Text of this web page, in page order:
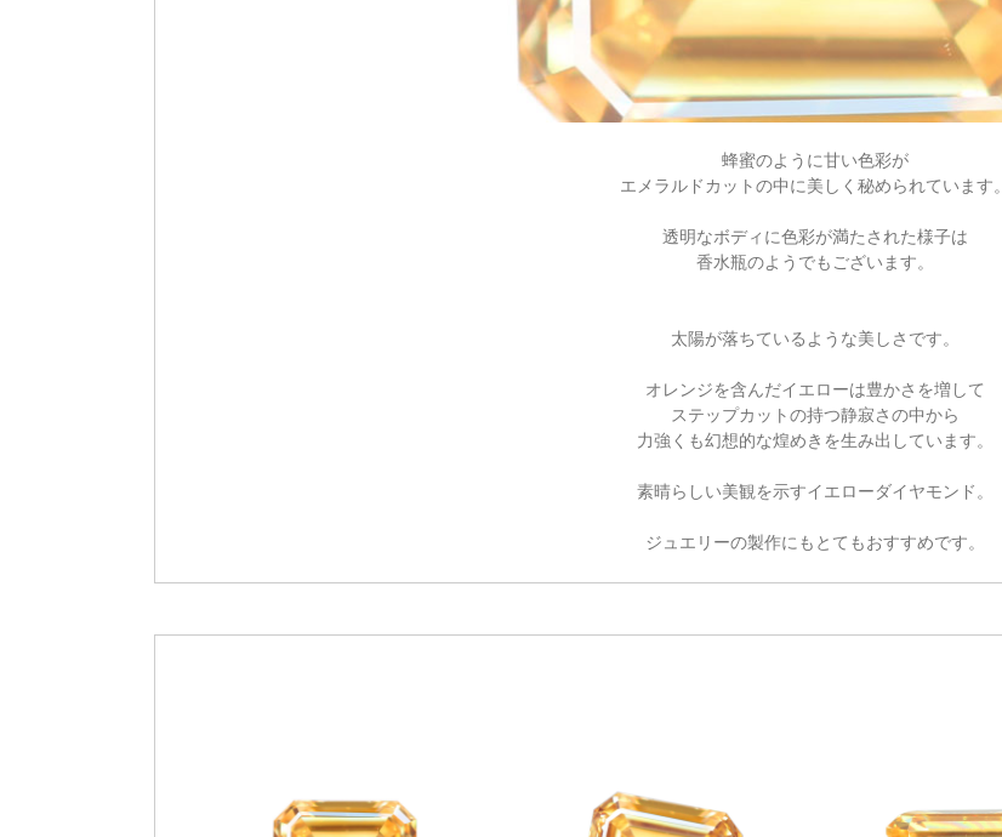
蜂蜜のように甘い色彩が
エメラルドカットの中に美しく秘められています。
透明なボディに色彩が満たされた様子は
香水瓶のようでもございます。
太陽が落ちているような美しさです。
オレンジを含んだイエローは豊かさを増して
ステップカットの持つ静寂さの中から
力強くも幻想的な煌めきを生み出しています。
素晴らしい美観を示すイエローダイヤモンド。
ジュエリーの製作にもとてもおすすめです。